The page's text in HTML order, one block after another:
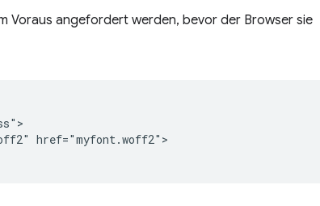
Voraus angefordert werden, bevor der Browser sie
href="myfont.woff2">